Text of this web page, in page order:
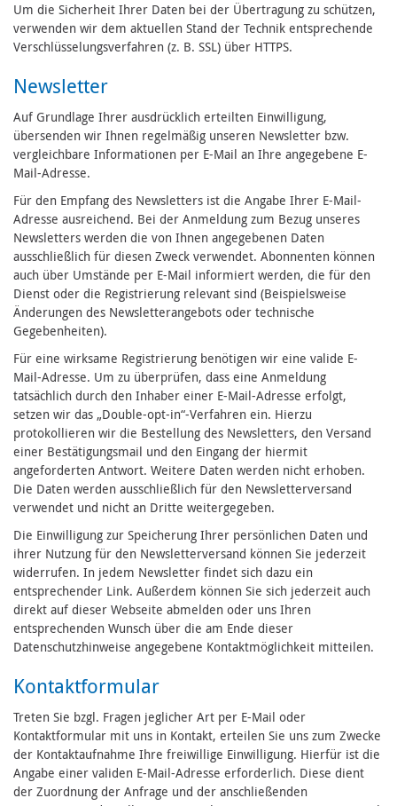
Um die Sicherheit Ihrer Daten bei der Übertragung zu schützen,
verwenden wir dem aktuellen Stand der Technik entsprechende
Verschlüsselungsverfahren (z. B. SSL) über HTTPS.
Newsletter
Auf Grundlage Ihrer ausdrücklich erteilten Einwilligung,
übersenden wir Ihnen regelmäßig unseren Newsletter bzw.
vergleichbare Informationen per E-Mail an Ihre angegebene E-
Mail-Adresse.
Für den Empfang des Newsletters ist die Angabe Ihrer E-Mail-
Adresse ausreichend. Bei der Anmeldung zum Bezug unseres
Newsletters werden die von Ihnen angegebenen Daten
ausschließlich für diesen Zweck verwendet. Abonnenten können
auch über Umstände per E-Mail informiert werden, die für den
Dienst oder die Registrierung relevant sind (Beispielsweise
Änderungen des Newsletterangebots oder technische
Gegebenheiten).
Für eine wirksame Registrierung benötigen wir eine valide E-
Mail-Adresse. Um zu überprüfen, dass eine Anmeldung
tatsächlich durch den Inhaber einer E-Mail-Adresse erfolgt,
setzen wir das „Double-opt-in“-Verfahren ein. Hierzu
protokollieren wir die Bestellung des Newsletters, den Versand
einer Bestätigungsmail und den Eingang der hiermit
angeforderten Antwort. Weitere Daten werden nicht erhoben.
Die Daten werden ausschließlich für den Newsletterversand
verwendet und nicht an Dritte weitergegeben.
Die Einwilligung zur Speicherung Ihrer persönlichen Daten und
ihrer Nutzung für den Newsletterversand können Sie jederzeit
widerrufen. In jedem Newsletter findet sich dazu ein
entsprechender Link. Außerdem können Sie sich jederzeit auch
direkt auf dieser Webseite abmelden oder uns Ihren
entsprechenden Wunsch über die am Ende dieser
Datenschutzhinweise angegebene Kontaktmöglichkeit mitteilen.
Kontaktformular
Treten Sie bzgl. Fragen jeglicher Art per E-Mail oder
Kontaktformular mit uns in Kontakt, erteilen Sie uns zum Zwecke
der Kontaktaufnahme Ihre freiwillige Einwilligung. Hierfür ist die
Angabe einer validen E-Mail-Adresse erforderlich. Diese dient
der Zuordnung der Anfrage und der anschließenden